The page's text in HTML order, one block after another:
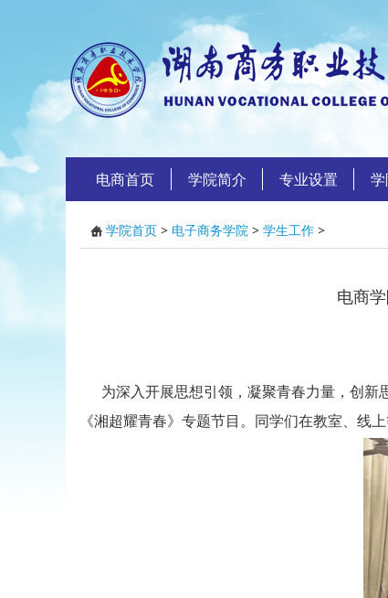
电商首页 学院简介 专业设置
学院首页 > 电子商务学院 > 学生工作 >
电商
为深入开展思想引领，凝聚青春力量，创新
《湘超耀青春》专题节目。同学们在教室、线